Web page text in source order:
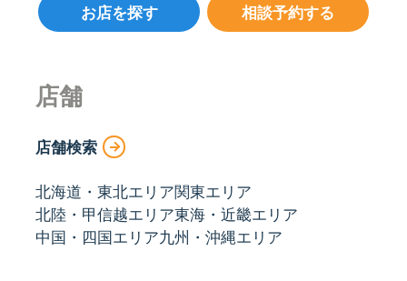
相談予約する
お店を探す
店舗
店舗検索
北海道・東北エリア関東エリア
北陸・甲信越エリア東海・近畿エリア
中国・四国エリア九州・沖縄エリア